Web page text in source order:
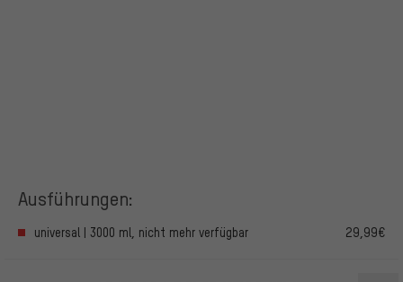
Ausführungen:
universal | 3000 ml, nicht mehr verfügbar 29,99€